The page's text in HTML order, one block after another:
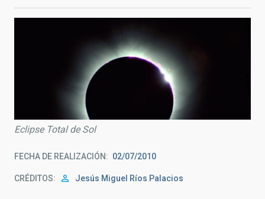
Eclipse Total de Sol
FECHA DE REALIZACIÓN 02/07/2010
CRÉDITOS Jesús Miguel Ríos Palacios